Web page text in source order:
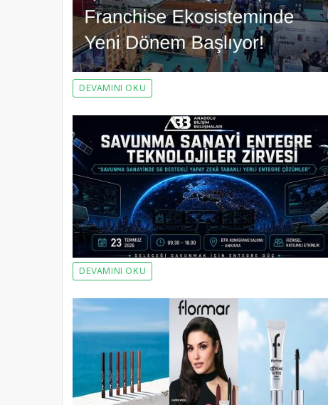
DEVAMINI OKU
DEVAMINI OKU